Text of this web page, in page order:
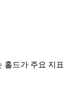
홀드가 주요 지표